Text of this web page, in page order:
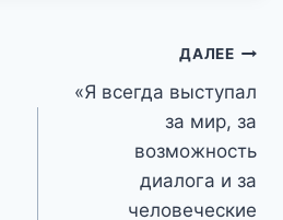
ДАЛЕЕ
«Я всегда выступал
за мир, за
возможность
диалога и за
человеческие